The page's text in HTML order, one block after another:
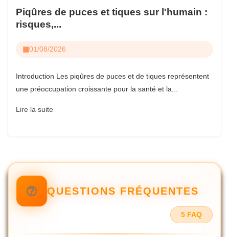
Piqûres de puces et tiques sur l'humain :
risques,...
01/08/2026
Introduction Les piqûres de puces et de tiques représentent
une préoccupation croissante pour la santé et la...
Lire la suite
QUESTIONS FRÉQUENTES
5 FAQ